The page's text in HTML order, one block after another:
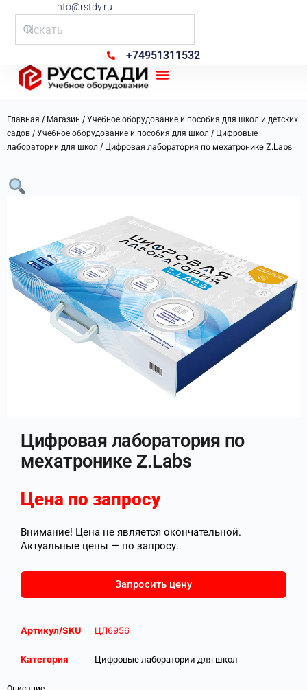
info@rstdy.ru
+74951311532
Главная / Магазин / Учебное оборудование и пособия для школ и детских
садов / Учебное оборудование и пособия для школ / Цифровые
лаборатории для школ / Цифровая лаборатория по мехатронике Z.Labs
Цифровая лаборатория по
мехатронике Z.Labs
Цена по запросу
Внимание! Цена не является окончательной.
Актуальные цены — по запросу.
Запросить цену
Артикул/SKU ЦЛ6956
Категория Цифровые лаборатории для школ